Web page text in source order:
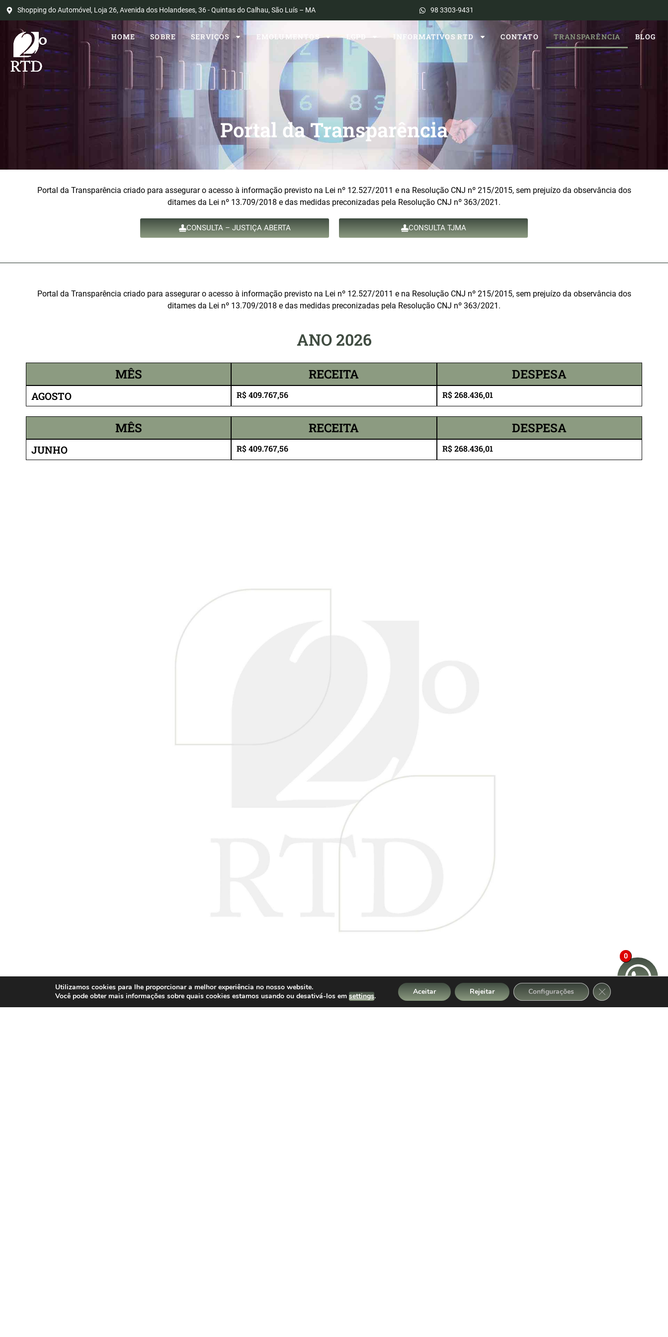
Shopping do Automóvel, Loja 26, Avenida dos Holandeses, 36 - Quintas do Calhau, São Luís – MA 98 3303-9431
HOME SOBRE SERVIÇOS EMOLUMENTOS LGPD INFORMATIVOS RTD CONTATO TRANSPARÊNCIA BLOG
HOME SOBRE SERVIÇOS INFORMATIVOS RTD CONTATO TRANSPARÊNCIA
Portal da Transparência
Portal da Transparência criado para assegurar o acesso à informação previsto na Lei nº 12.527/2011 e na Resolução CNJ nº 215/2015, sem prejuízo da observância dos
ditames da Lei nº 13.709/2018 e das medidas preconizadas pela Resolução CNJ nº 363/2021.
CONSULTA – JUSTIÇA ABERTA CONSULTA TJMA
Portal da Transparência criado para assegurar o acesso à informação previsto na Lei nº 12.527/2011 e na Resolução CNJ nº 215/2015, sem prejuízo da observância dos
ditames da Lei nº 13.709/2018 e das medidas preconizadas pela Resolução CNJ nº 363/2021.
ANO 2026
MÊS RECEITA DESPESA
AGOSTO R$ 409.767,56 R$ 268.436,01
MÊS RECEITA DESPESA
JUNHO R$ 409.767,56 R$ 268.436,01
0
Utilizamos cookies para lhe proporcionar a melhor experiência no nosso website.
Você pode obter mais informações sobre quais cookies estamos usando ou desativá-los emsettings. Aceitar Rejeitar Configurações Close GDPR Cookie